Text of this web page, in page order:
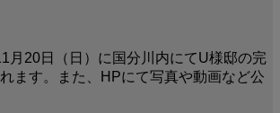
月20日（日）に国分川内にてU様邸の完
ます。また、HPにて写真や動画など公